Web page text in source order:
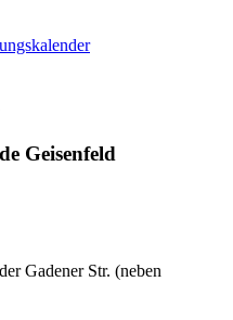
Geisenfeld
Gadener Str. (neben